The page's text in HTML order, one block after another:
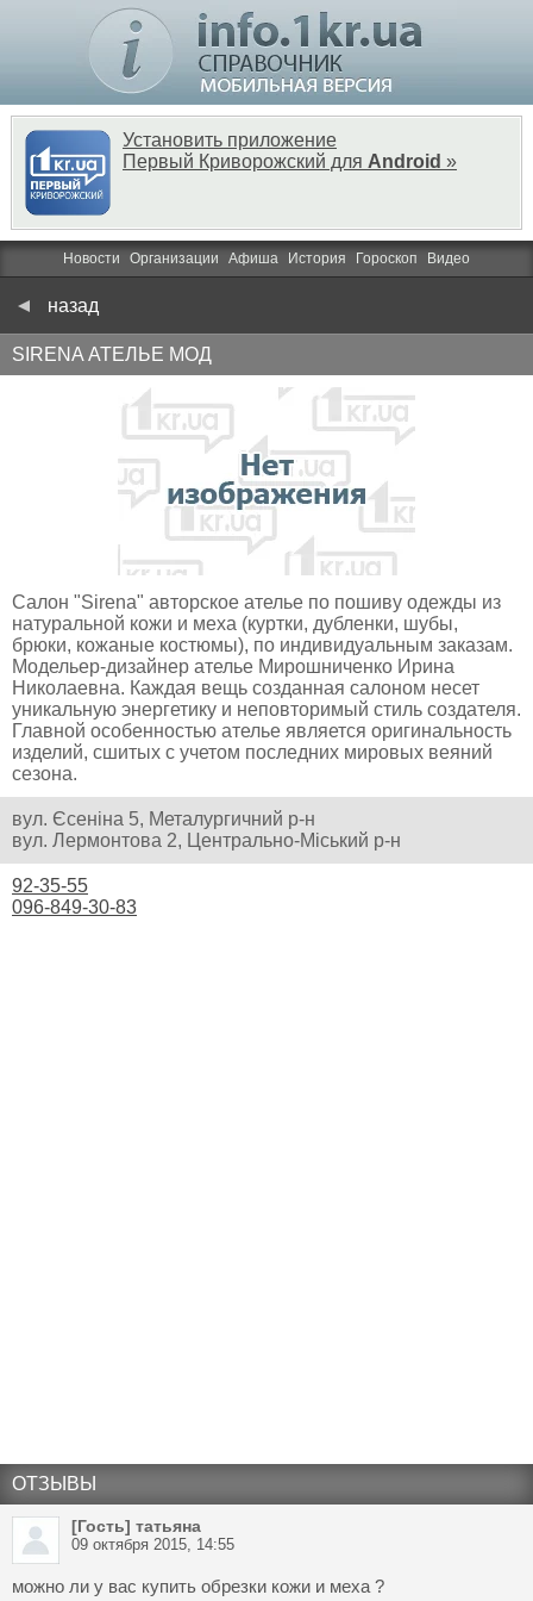
Установить приложение
Первый Криворожский для Android »
Новости Организации Афиша История Гороскоп Видео
назад
SIRENA АТЕЛЬЕ МОД
Салон "Sirena" авторское ателье по пошиву одежды из
натуральной кожи и меха (куртки, дубленки, шубы,
брюки, кожаные костюмы), по индивидуальным заказам.
Модельер-дизайнер ателье Мирошниченко Ирина
Николаевна. Каждая вещь созданная салоном несет
уникальную энергетику и неповторимый стиль создателя.
Главной особенностью ателье является оригинальность
изделий, сшитых с учетом последних мировых веяний
сезона.
вул. Єсеніна 5, Металургичний р-н
вул. Лермонтова 2, Центрально-Міський р-н
92-35-55
096-849-30-83
ОТЗЫВЫ
[Гость] татьяна
09 октября 2015, 14:55
можно ли у вас купить обрезки кожи и меха ?